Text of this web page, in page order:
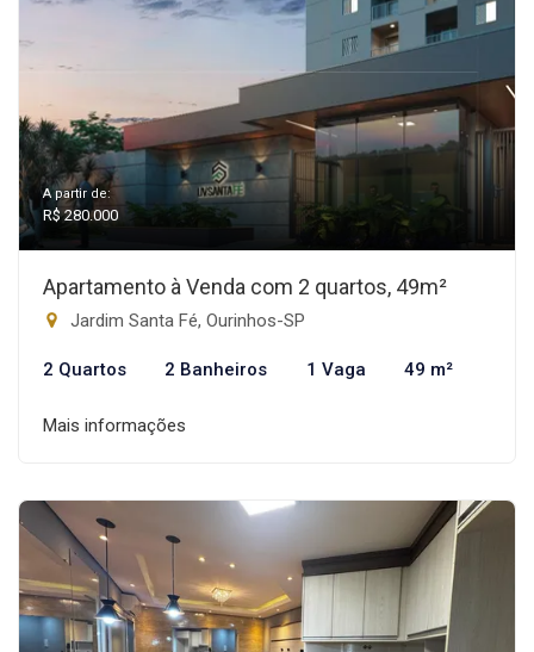
A partir de:
R$ 280.000
Apartamento à Venda com 2 quartos, 49m²
Jardim Santa Fé, Ourinhos-SP
2 Quartos 2 Banheiros 1 Vaga 49 m²
Mais informações